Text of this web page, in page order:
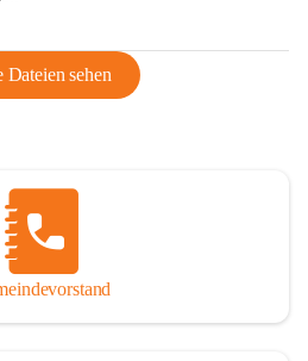
war Wörterberg von Wörth
Bevölkerung dazu gezwungen,
kam oft zu nächtlichen
Erst mit dem Anschluss des
Dieser Aufschwung endete
Preissteigerung und
Daher wurde der
Reich begrüßt. Als der Zweite
die Stimmung um. Es starben
16 werden vermisst.
Dateien sehen